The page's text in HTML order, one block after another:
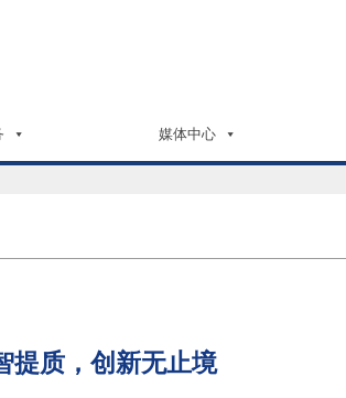
媒体中心
提质，创新无止境